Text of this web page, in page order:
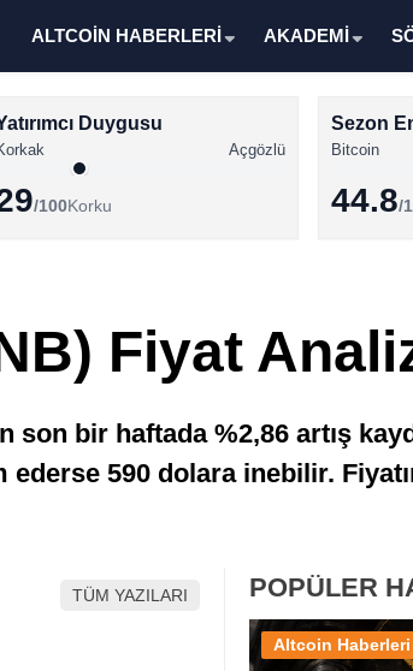
ALTCOİN HABERLERİ AKADEMİ
Duygusu
Açgözlü
/100Korku
Sezon
Bitcoin
44.8/
Fiyat
bir haftada %2,86 artış
590 dolara inebilir.
TÜM YAZILARI POPÜLER
Altcoin Haberleri